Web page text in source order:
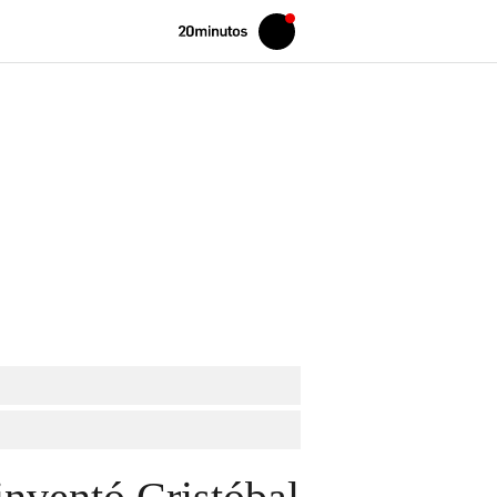
Volver
Iniciar
sesión